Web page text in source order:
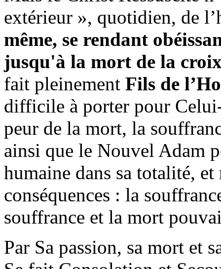
extérieur », quotidien, de
même, se rendant
jusqu'à la mort de la
fait pleinement Fils de
difficile à porter pour
peur de la mort, la
ainsi que le Nouvel Adam
humaine dans sa totalité,
conséquences : la
souffrance et la mort
Par Sa passion, sa mort et